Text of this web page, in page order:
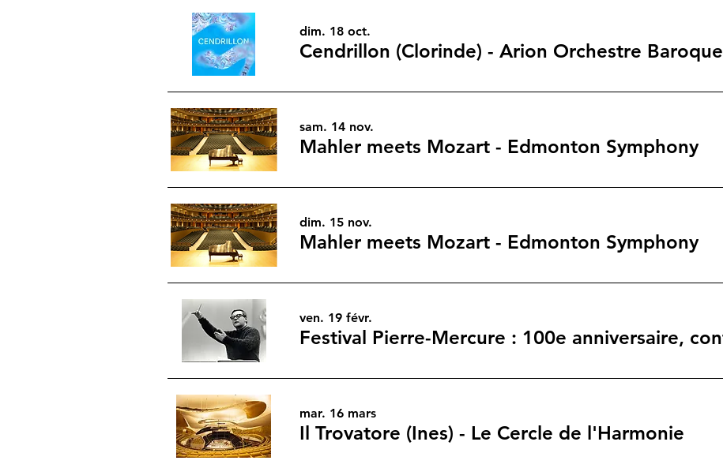
dim. 18 oct.
Cendrillon (Clorinde) - Arion Orchestre Baroque
sam. 14 nov.
Mahler meets Mozart - Edmonton Symphony
dim. 15 nov.
Mahler meets Mozart - Edmonton Symphony
ven. 19 févr.
mar. 16 mars
Il Trovatore (Ines) - Le Cercle de l'Harmonie